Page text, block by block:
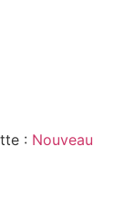
: Nouveau